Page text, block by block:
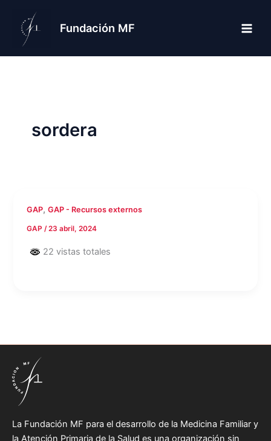
contenido
Fundación MF
sordera
GAP,GAP - Recursos externos
GAP /23 abril, 2024
22 vistas totales
La Fundación MF para el desarrollo de la Medicina Familiar y
la Atención Primaria de la Salud es una organización sin